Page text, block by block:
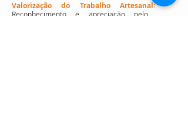
Valorização do Trabalho Artesanal:
Reconhecimento e apreciação pelo